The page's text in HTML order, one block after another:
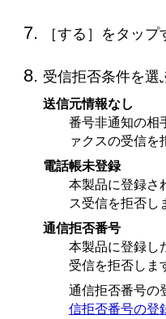
［する ］をタップ
受信拒否条件を選
送信元情報なし
番号非通知の相
ァクスの受信を
電話帳未登録
本製品に登録さ
ス受信を拒否し
通信拒否番号
本製品に登録し
受信を拒否しま
通信拒否番号の
信拒否番号の登